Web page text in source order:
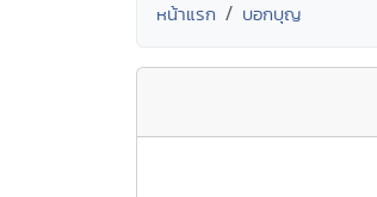
หน้าแรก บอกบุญ